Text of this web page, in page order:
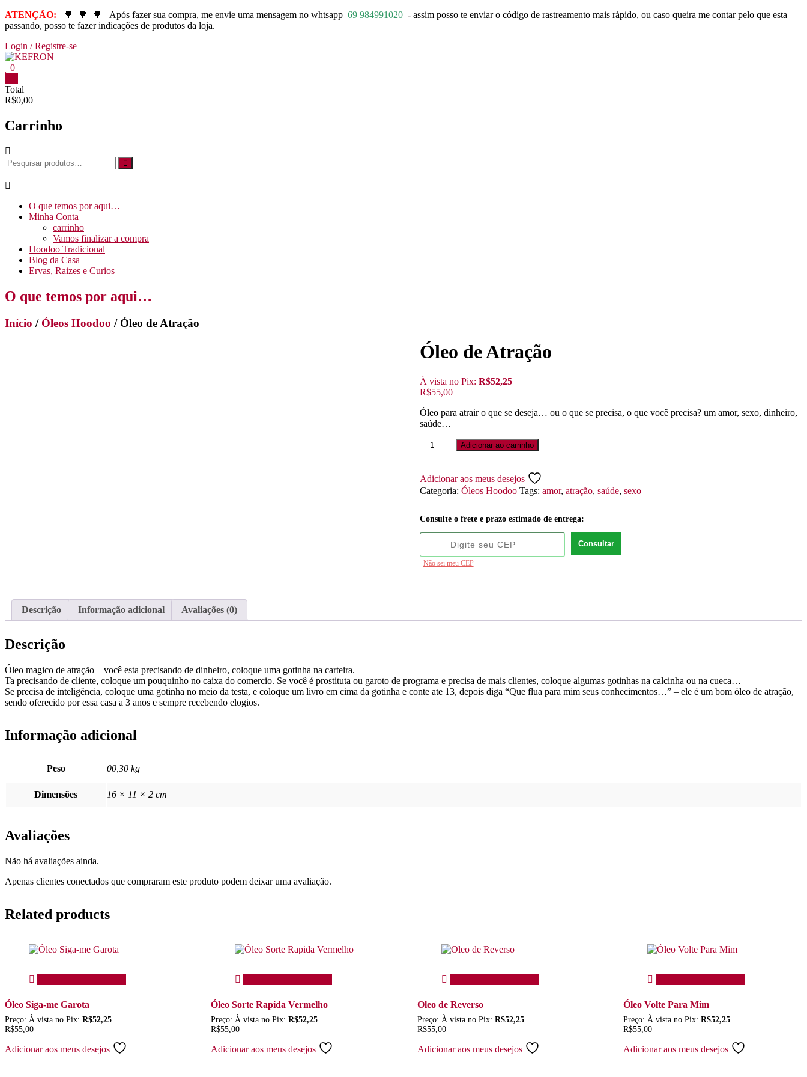
ATENÇÃO: 🌳 🌳 🌳 Após fazer sua compra, me envie uma mensagem no whtsapp 69 984991020 - assim posso te enviar o código de rastreamento mais rápido, ou caso queira me contar pelo que esta
passando, posso te fazer indicações de produtos da loja.
Login / Registre-se
0
Total
R$0,00
Carrinho
O que temos por aqui…
Minha Conta
carrinho
Vamos finalizar a compra
Hoodoo Tradicional
Blog da Casa
Ervas, Raizes e Curios
O que temos por aqui…
Início / Óleos Hoodoo / Óleo de Atração
Óleo de Atração
À vista no Pix: R$52,25
R$55,00
Óleo para atrair o que se deseja… ou o que se precisa, o que você precisa? um amor, sexo, dinheiro,
saúde…
Adicionar ao carrinho
Adicionar aos meus desejos
Categoria: Óleos Hoodoo Tags: amor, atração, saúde, sexo
Consulte o frete e prazo estimado de entrega:
Consultar
Não sei meu CEP
Descrição Informação adicional Avaliações (0)
Descrição
Óleo magico de atração – você esta precisando de dinheiro, coloque uma gotinha na carteira.
Ta precisando de cliente, coloque um pouquinho no caixa do comercio. Se você é prostituta ou garoto de programa e precisa de mais clientes, coloque algumas gotinhas na calcinha ou na cueca…
Se precisa de inteligência, coloque uma gotinha no meio da testa, e coloque um livro em cima da gotinha e conte ate 13, depois diga “Que flua para mim seus conhecimentos…” – ele é um bom óleo de atração,
sendo oferecido por essa casa a 3 anos e sempre recebendo elogios.
Informação adicional
Peso 00,30 kg
Dimensões 16 × 11 × 2 cm
Avaliações
Não há avaliações ainda.
Apenas clientes conectados que compraram este produto podem deixar uma avaliação.
Related products
Óleo Siga-me Garota
Preço: À vista no Pix: R$52,25
R$55,00
Adicionar aos meus desejos
Óleo Sorte Rapida Vermelho
Preço:À vista no Pix:R$52,25
R$55,00
Adicionar aos meus desejos
Oleo de Reverso
Preço: À vista no Pix: R$52,25
R$55,00
Adicionar aos meus desejos
Óleo Volte Para Mim
Preço: À vista no Pix: R$52,25
R$55,00
Adicionar aos meus desejos